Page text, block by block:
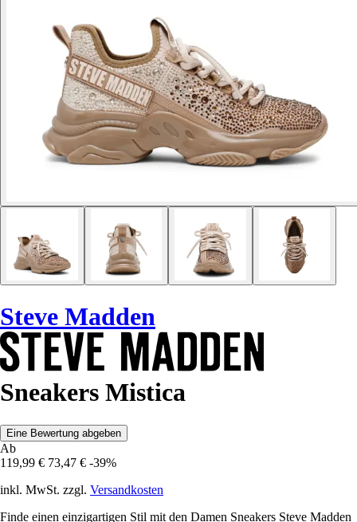
Steve Madden
Sneakers Mistica
Eine Bewertung abgeben
Ab
119,99 € 73,47 € -39%
inkl. MwSt. zzgl. Versandkosten
Finde einen einzigartigen Stil mit den Damen Sneakers Steve Madden